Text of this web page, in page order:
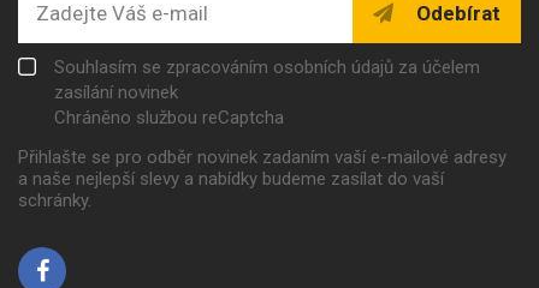
Odebírat
Souhlasím se zpracováním osobních údajů za účelem
zasílání novinek
Chráněno službou reCaptcha
Přihlašte se pro odběr novinek zadaním vaší e-mailové adresy
a naše nejlepší slevy a nabídky budeme zasílat do vaší
schránky.